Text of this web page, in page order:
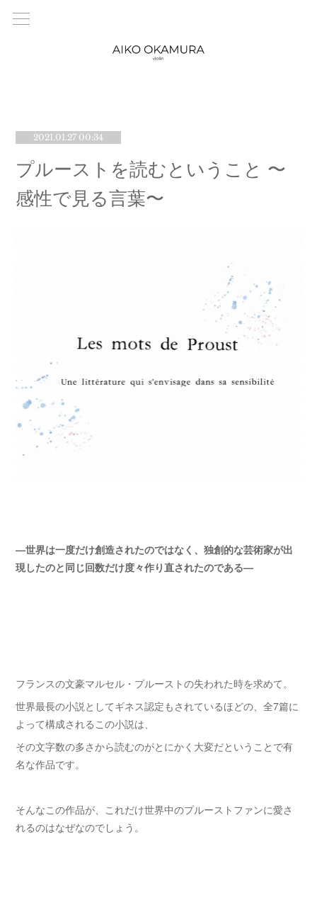
2021.01.27 00:34
プルーストを読むということ 〜
感性で見る言葉〜
—世界は一度だけ創造されたのではなく、独創的な芸術家が出
現したのと同じ回数だけ度々作り直されたのである—
フランスの文豪マルセル・プルーストの失われた時を求めて。
世界最長の小説としてギネス認定もされているほどの、全7篇に
よって構成されるこの小説は、
その文字数の多さから読むのがとにかく大変だということで有
名な作品です。
そんなこの作品が、これだけ世界中のプルーストファンに愛さ
れるのはなぜなのでしょう。